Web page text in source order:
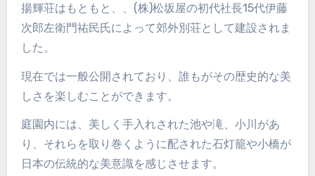
揚輝荘はもともと、、(株)松坂屋の初代社長15代伊藤
次郎左衛門祐民氏によって郊外別荘として建設されま
した。
現在では一般公開されており、誰もがその歴史的な美
しさを楽しむことができます。
庭園内には、美しく手入れされた池や滝、小川があ
り、それらを取り巻くように配された石灯籠や小橋が
日本の伝統的な美意識を感じさせます。